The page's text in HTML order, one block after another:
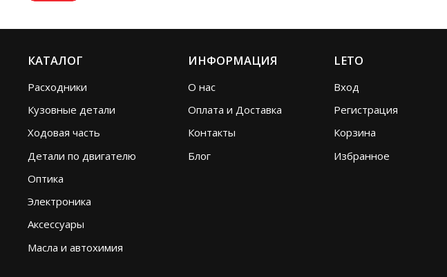
КАТАЛОГ
Расходники
Кузовные детали
Ходовая часть
Детали по двигателю
Оптика
Электроника
Аксессуары
Масла и автохимия
ИНФОРМАЦИЯ
О нас
Оплата и Доставка
Контакты
Блог
LETO
Вход
Регистрация
Корзина
Избранное